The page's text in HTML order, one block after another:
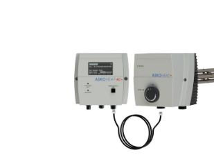
Passwort vergessen
Registrieranfrage für Login